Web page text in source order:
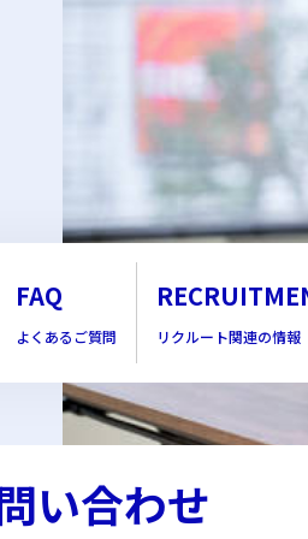
FAQ
よくあるご質問 リクルート関連の情報
い合わせ